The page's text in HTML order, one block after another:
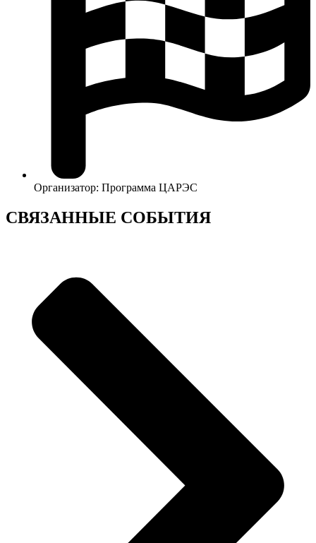
Организатор: Программа ЦАРЭС
СВЯЗАННЫЕ СОБЫТИЯ